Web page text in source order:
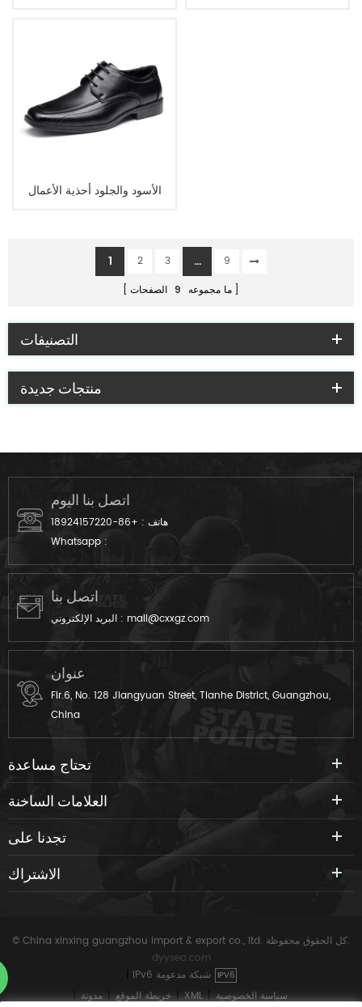
الأسود والجلود أحذية الأعمال
1 2 3 ...
9
ما مجموعه 9 الصفحات
التصنيفات
منتجات جديدة
اتصل بنا اليوم
هاتف : +86-18924157220
Whatsapp :
اتصل بنا
البريد الإلكتروني : mail@cxxgz.com
عنوان
Flr.6, No. 128 Jiangyuan Street, Tianhe District, Guangzhou,
China
تحتاج مساعدة
العلامات الساخنة
تجدنا على
الاشتراك
© China xinxing guangzhou import & export co., ltd. كل الحقوق محفوظة.
dyyseo.com
IPv6 شبكة مدعومة IPV6
|مدونة|خريطة الموقع|XML|سياسة الخصوصية